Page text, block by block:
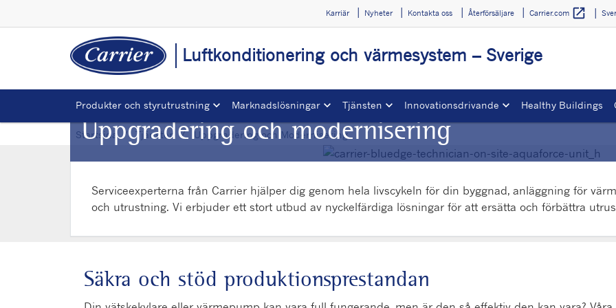
Karriär Nyheter Kontakta oss Återförsäljare Carrier.com open_in_new
Luftkonditionering och värmesystem – Sverige
Produkter och styrutrustning Marknadslösningar Tjänsten Innovationsdrivande Healthy Buildings
Startsida Tjänsten Uppgradering och Modernisering
Uppgradering och modernisering
Serviceexperterna från Carrier hjälper dig genom hela livscykeln för din byggnad, anläggning för
och utrustning. Vi erbjuder ett stort utbud av nyckelfärdiga lösningar för att ersätta och förbättra
Säkra och stöd produktionsprestandan